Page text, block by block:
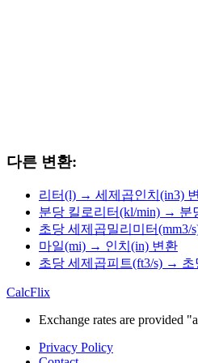
다른 변환:
리터(l) → 세제곱인치(in3)
분당 킬로리터(kl/min) → 분
초당 세제곱밀리미터
마일(mi) → 인치(in) 변환
초당 세제곱피트(ft3/s) → 초
CalcFlix
Exchange rates are provided
Privacy Policy